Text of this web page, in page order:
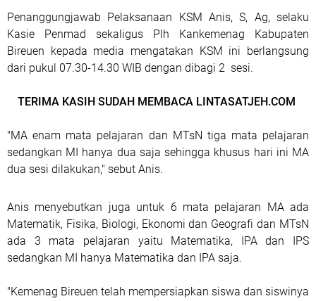
Penanggungjawab Pelaksanaan KSM Anis, S, Ag, selaku
Kasie Penmad sekaligus Plh Kankemenag Kabupaten
Bireuen kepada media mengatakan KSM ini berlangsung
dari pukul 07.30-14.30 WIB dengan dibagi 2 sesi.
TERIMA KASIH SUDAH MEMBACA LINTASATJEH.COM
"MA enam mata pelajaran dan MTsN tiga mata pelajaran
sedangkan MI hanya dua saja sehingga khusus hari ini MA
dua sesi dilakukan," sebut Anis.
Anis menyebutkan juga untuk 6 mata pelajaran MA ada
Matematik, Fisika, Biologi, Ekonomi dan Geografi dan MTsN
ada 3 mata pelajaran yaitu Matematika, IPA dan IPS
sedangkan MI hanya Matematika dan IPA saja.
"Kemenag Bireuen telah mempersiapkan siswa dan siswinya